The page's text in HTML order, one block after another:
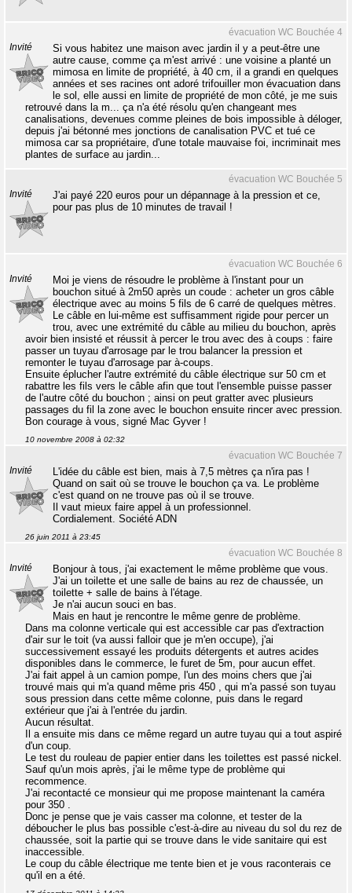
évacuation WC Bouchée 4
Invité
Si vous habitez une maison avec jardin il y a peut-être une
autre cause, comme ça m'est arrivé : une voisine a planté un
mimosa en limite de propriété, à 40 cm, il a grandi en quelques
années et ses racines ont adoré trifouiller mon évacuation dans
le sol, elle aussi en limite de propriété de mon côté, je me suis
retrouvé dans la m... ça n'a été résolu qu'en changeant mes
canalisations, devenues comme pleines de bois impossible à déloger,
depuis j'ai bétonné mes jonctions de canalisation PVC et tué ce
mimosa car sa propriétaire, d'une totale mauvaise foi, incriminait mes
plantes de surface au jardin...
évacuation WC Bouchée 5
Invité
J'ai payé 220 euros pour un dépannage à la pression et ce,
pour pas plus de 10 minutes de travail !
évacuation WC Bouchée 6
Invité
Moi je viens de résoudre le problème à l'instant pour un
bouchon situé à 2m50 après un coude : acheter un gros câble
électrique avec au moins 5 fils de 6 carré de quelques mètres.
Le câble en lui-même est suffisamment rigide pour percer un
trou, avec une extrémité du câble au milieu du bouchon, après
avoir bien insisté et réussit à percer le trou avec des à coups : faire
passer un tuyau d'arrosage par le trou balancer la pression et
remonter le tuyau d'arrosage par à-coups.
Ensuite éplucher l'autre extrémité du câble électrique sur 50 cm et
rabattre les fils vers le câble afin que tout l'ensemble puisse passer
de l'autre côté du bouchon ; ainsi on peut gratter avec plusieurs
passages du fil la zone avec le bouchon ensuite rincer avec pression.
Bon courage à vous, signé Mac Gyver !
10 novembre 2008 à 02:32
évacuation WC Bouchée 7
Invité
L'idée du câble est bien, mais à 7,5 mètres ça n'ira pas !
Quand on sait où se trouve le bouchon ça va. Le problème
c'est quand on ne trouve pas où il se trouve.
Il vaut mieux faire appel à un professionnel.
Cordialement. Société ADN
26 juin 2011 à 23:45
évacuation WC Bouchée 8
Invité
Bonjour à tous, j'ai exactement le même problème que vous.
J'ai un toilette et une salle de bains au rez de chaussée, un
toilette + salle de bains à l'étage.
Je n'ai aucun souci en bas.
Mais en haut je rencontre le même genre de problème.
Dans ma colonne verticale qui est accessible car pas d'extraction
d'air sur le toit (va aussi falloir que je m'en occupe), j'ai
successivement essayé les produits détergents et autres acides
disponibles dans le commerce, le furet de 5m, pour aucun effet.
J'ai fait appel à un camion pompe, l'un des moins chers que j'ai
trouvé mais qui m'a quand même pris 450 , qui m'a passé son tuyau
sous pression dans cette même colonne, puis dans le regard
extérieur que j'ai à l'entrée du jardin.
Aucun résultat.
Il a ensuite mis dans ce même regard un autre tuyau qui a tout aspiré
d'un coup.
Le test du rouleau de papier entier dans les toilettes est passé nickel.
Sauf qu'un mois après, j'ai le même type de problème qui
recommence.
J'ai recontacté ce monsieur qui me propose maintenant la caméra
pour 350 .
Donc je pense que je vais casser ma colonne, et tester de la
déboucher le plus bas possible c'est-à-dire au niveau du sol du rez de
chaussée, soit la partie qui se trouve dans le vide sanitaire qui est
inaccessible.
Le coup du câble électrique me tente bien et je vous raconterais ce
qu'il en a été.